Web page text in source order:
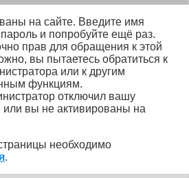
на сайте. Введите имя
и попробуйте ещё раз.
прав для обращения к этой
вы пытаетесь обратиться к
или к другим
функциям.
отключил вашу
или вы не активированы на
необходимо
.